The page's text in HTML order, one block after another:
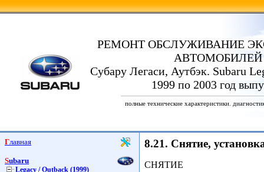
РЕМОНТ ОБСЛУЖИВАНИЕ
АВТОМОБИЛЕЙ
Субару Легаси, Аутбэк. Subaru
1999 по 2003 год
полные технические характеристики.
Главная
Subaru
Legacy / Outback (1999)
8.21. Снятие,
СНЯТИЕ